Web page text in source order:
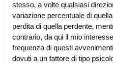
stesso, a volte qualsiasi
variazione percentuale di
perdita di quella perdente,
contrario, da qui il mio
frequenza di questi
dovuti a un fattore di tipo